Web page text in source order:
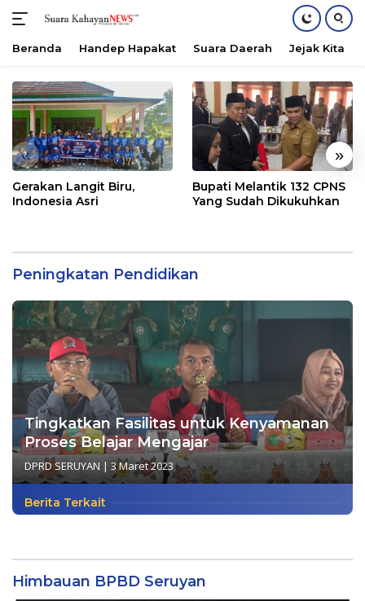
konten
Beranda Handep Hapakat Suara Daerah Jejak Kita
« »
Gerakan Langit Biru,
Indonesia Asri
Bupati Melantik 132 CPNS
Yang Sudah Dikukuhkan
Peningkatan Pendidikan
Tingkatkan Fasilitas untuk Kenyamanan
Proses Belajar Mengajar
DPRD SERUYAN | 3 Maret 2023
Berita Terkait
Himbauan BPBD Seruyan